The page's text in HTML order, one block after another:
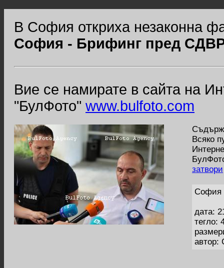
В София откриха незаконна
София - Брифинг пред
Вие се намирате в сайта на
"БулФото" www.bulfoto.com
Всяко
затвори
София
дата:
тегло:
автор: